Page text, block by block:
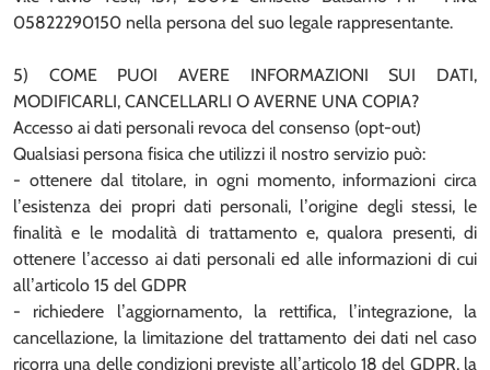
05822290150 nella persona del suo legale rappresentante.
5) COME PUOI AVERE INFORMAZIONI SUI DATI,
MODIFICARLI, CANCELLARLI O AVERNE UNA COPIA?
Accesso ai dati personali revoca del consenso (opt-out)
Qualsiasi persona fisica che utilizzi il nostro servizio può:
- ottenere dal titolare, in ogni momento, informazioni circa
l’esistenza dei propri dati personali, l’origine degli stessi, le
finalità e le modalità di trattamento e, qualora presenti, di
ottenere l’accesso ai dati personali ed alle informazioni di cui
all’articolo 15 del GDPR
- richiedere l’aggiornamento, la rettifica, l’integrazione, la
cancellazione, la limitazione del trattamento dei dati nel caso
ricorra una delle condizioni previste all’articolo 18 del GDPR, la